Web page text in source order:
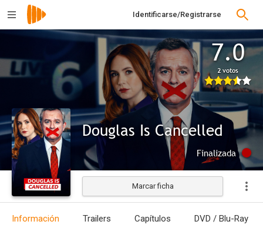
Identificarse/Registrarse
7.0
2 votos
Douglas Is Cancelled
Finalizada
Marcar ficha
Información Trailers Capítulos DVD / Blu-Ray